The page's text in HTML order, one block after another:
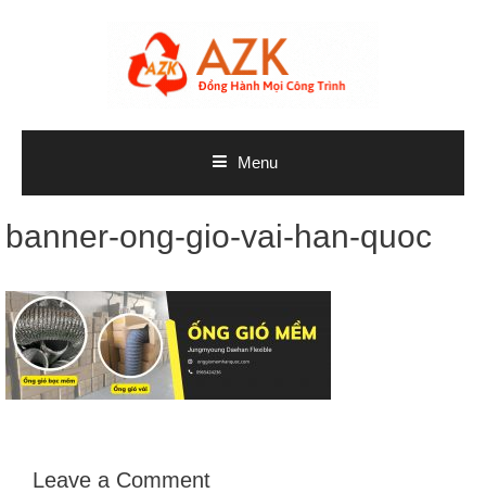
Menu
banner-ong-gio-vai-han-quoc
Leave a Comment